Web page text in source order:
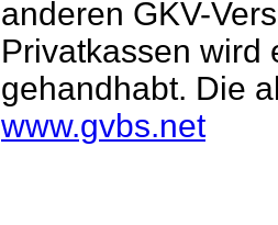
anderen GKV-
Privatkassen wird
gehandhabt. Die
www.gvbs.net